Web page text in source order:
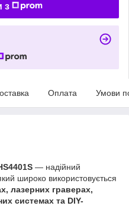
з
Оплата Умови
— надійний
широко використовується
лазерних граверах,
системах та DIY-